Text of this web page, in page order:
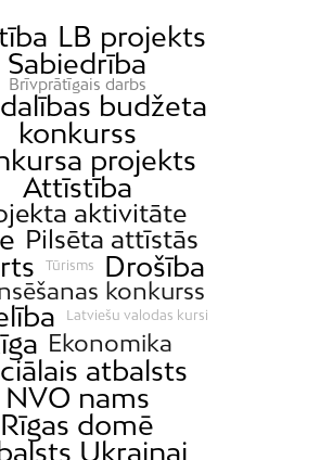
LB projekts
Sabiedrība
Brīvprātīgais darbs
budžeta
konkurss
projekts
Attīstība
aktivitāte
Pilsēta attīstās
Tūrisms Drošība
konkurss
Latviešu valodas kursi
Ekonomika
atbalsts
NVO nams
Rīgas domē
Ukrainai